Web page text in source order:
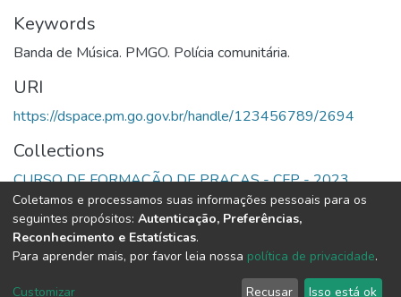
Keywords
Banda de Música. PMGO. Polícia comunitária.
URI
https://dspace.pm.go.gov.br/handle/123456789/2694
Collections
CURSO DE FORMAÇÃO DE PRAÇAS - CFP - 2023
Full item page
DSpace software copyright © 2002-2026 LYRASIS
Cookie End User Send
Coletamos e processamos suas informações pessoais para os
seguintes propósitos: Autenticação, Preferências,
Reconhecimento e Estatísticas.
Para aprender mais, por favor leia nossa política de privacidade.
Customizar Recusar Isso está ok